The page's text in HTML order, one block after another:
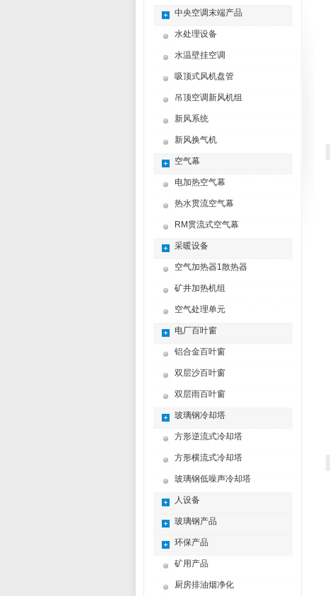
中央空调末端产品
水处理设备
水温壁挂空调
吸顶式风机盘管
吊顶空调新风机组
新风系统
新风换气机
空气幕
电加热空气幕
热水贯流空气幕
RM贯流式空气幕
采暖设备
空气加热器1散热器
矿井加热机组
空气处理单元
电厂百叶窗
铝合金百叶窗
双层沙百叶窗
双层雨百叶窗
玻璃钢冷却塔
方形逆流式冷却塔
方形横流式冷却塔
玻璃钢低噪声冷却塔
人设备
玻璃钢产品
环保产品
矿用产品
厨房排油烟净化